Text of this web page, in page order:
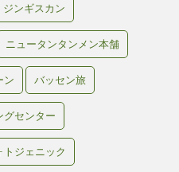
ジンギスカン
ニュータンタンメン本舗
ン バッセン旅
グセンター
トジェニック